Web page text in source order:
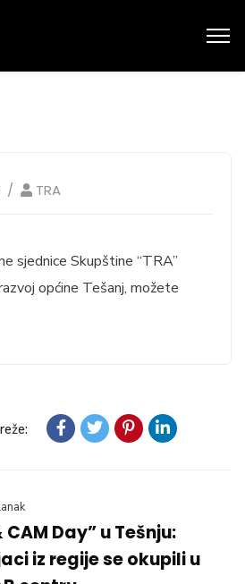
TRA
sjednice Skupštine “TRA”
općine Tešanj, možete
CAM Day” u Tešnju:
iz regije se okupili u